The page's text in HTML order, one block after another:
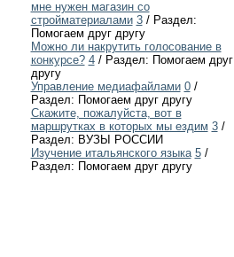
мне нужен магазин со
стройматериалами 3/ Раздел:
Помогаем друг другу
Можно ли накрутить голосование в
конкурсе? 4/ Раздел: Помогаем друг
другу
Управление медиафайлами 0/
Раздел: Помогаем друг другу
Скажите, пожалуйста, вот в
маршрутках в которых мы ездим 3/
Раздел: ВУЗЫ РОССИИ
Изучение итальянского языка 5/
Раздел: Помогаем друг другу